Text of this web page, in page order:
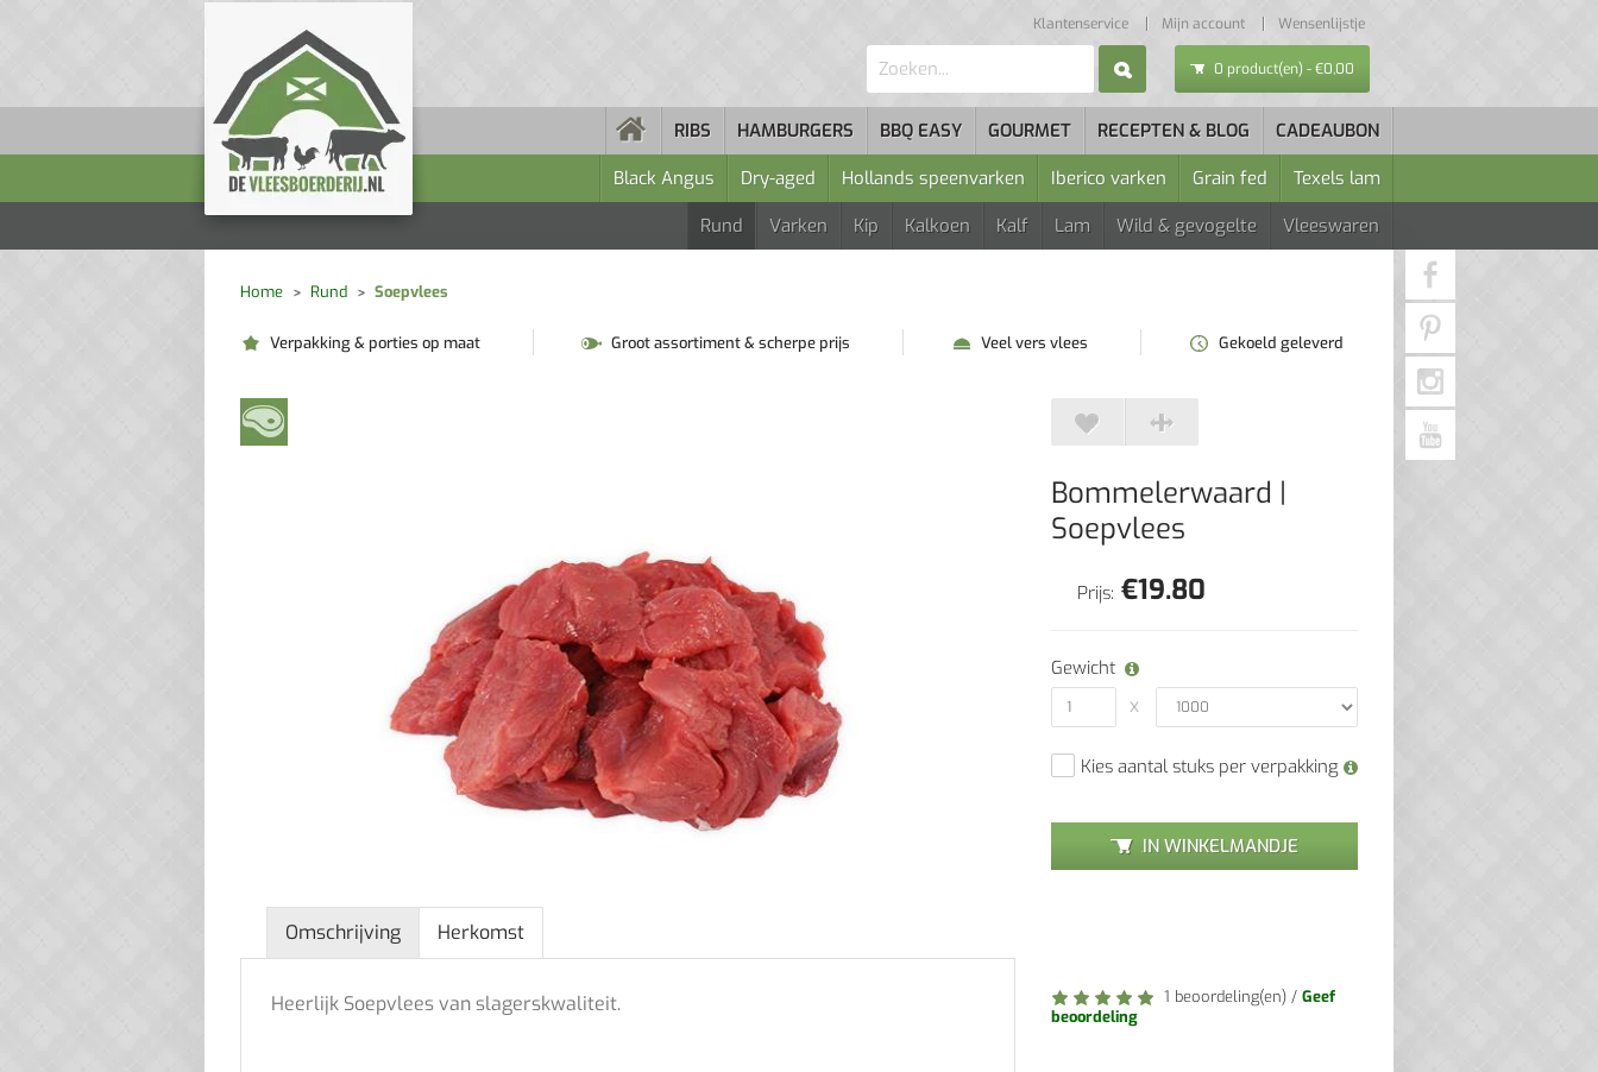
Klantenservice Mijn account Wensenlijstje
0 product(en) - €0,00
Zoeken...
RIBS HAMBURGERS BBQ EASY GOURMET RECEPTEN & BLOG
CADEAUBON
Black Angus
Dry-aged Hollands speenvarken Iberico varken Grain fed
Texels lam
Rund
Varken Kip Kalkoen Kalf Lam Wild & gevogelte Vleeswaren
Home Rund Soepvlees
Verpakking & porties op maat Groot assortiment & scherpe prijs Veel vers vlees Gekoeld geleverd
Omschrijving Herkomst
Heerlijk Soepvlees van slagerskwaliteit.
Bommelerwaard |
Soepvlees
Prijs: €19.80
Gewicht
Kies aantal stuks per verpakking
IN WINKELMANDJE
1 beoordeling(en) /Geef
beoordeling